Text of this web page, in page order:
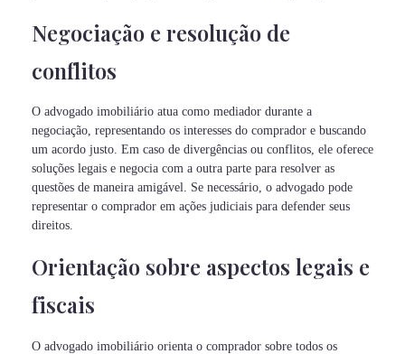
Negociação e resolução de
conflitos
O advogado imobiliário atua como mediador durante a
negociação, representando os interesses do comprador e buscando
um acordo justo. Em caso de divergências ou conflitos, ele oferece
soluções legais e negocia com a outra parte para resolver as
questões de maneira amigável. Se necessário, o advogado pode
representar o comprador em ações judiciais para defender seus
direitos.
Orientação sobre aspectos legais e
fiscais
O advogado imobiliário orienta o comprador sobre todos os